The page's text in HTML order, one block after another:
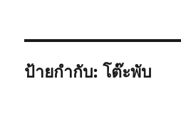
ป้ายกำกับ:โต๊ะพับ